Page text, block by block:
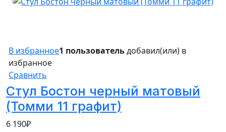
В избранное1 пользовательдобавил(или) в
избранное
Сравнить
Стул Бостон черный матовый
(Томми 11 графит)
6 190₽